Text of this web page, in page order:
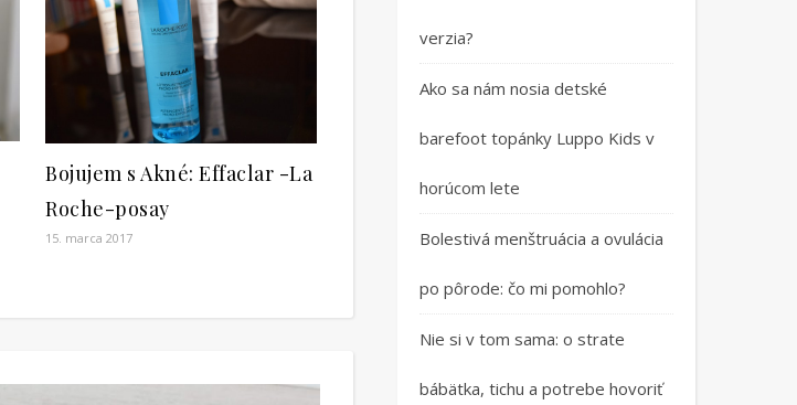
Bojujem s Akné: Effaclar -La
Roche-posay
15. marca 2017
verzia?
Ako sa nám nosia detské
barefoot topánky Luppo Kids v
horúcom lete
Bolestivá menštruácia a ovulácia
po pôrode: čo mi pomohlo?
Nie si v tom sama: o strate
bábätka, tichu a potrebe hovoriť